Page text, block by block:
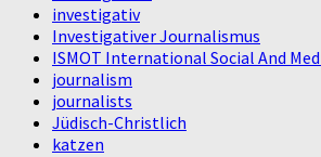
investigativ
Investigativer Journalismus
ISMOT International Social And
journalism
journalists
Jüdisch-Christlich
katzen